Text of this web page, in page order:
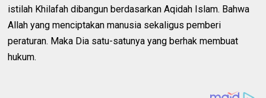
istilah Khilafah dibangun berdasarkan Aqidah Islam. Bahwa
Allah yang menciptakan manusia sekaligus pemberi
peraturan. Maka Dia satu-satunya yang berhak membuat
hukum.